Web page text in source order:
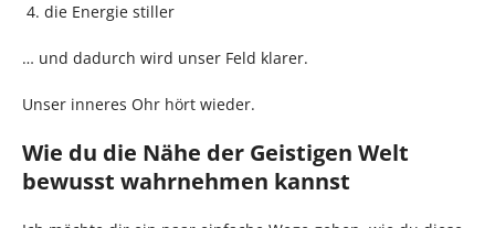
die Energie stiller
… und dadurch wird unser Feld klarer.
Unser inneres Ohr hört wieder.
Wie du die Nähe der Geistigen Welt
bewusst wahrnehmen kannst